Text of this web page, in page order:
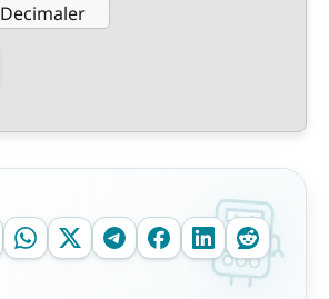
Decimaler